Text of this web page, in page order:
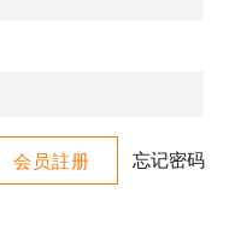
会员註册 忘记密码